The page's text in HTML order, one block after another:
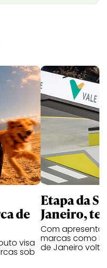
de
visa
sob
Etapa da
Janeiro,
Com
marcas como
de Janeiro